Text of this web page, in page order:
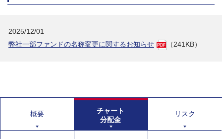
2025/12/01
弊社一部ファンドの名称変更に関するお知らせ
（241KB）
概要
チャート
分配金
リスク